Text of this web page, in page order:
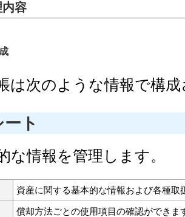
内容
は次のような情報で構
ト
な情報を管理します。
資産に関する基本的な情報および各種取
償却方法ごとの使用項目の確認ができま